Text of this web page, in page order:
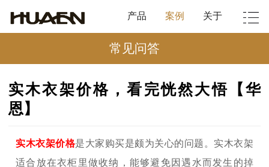
产品 案例 关于
常见问答
实木衣架价格，看完恍然大悟【华
恩】
实木衣架价格是大家购买是颇为关心的问题。 实木衣架
适合放在衣柜里做收纳，能够避免因遇水而发生的掉